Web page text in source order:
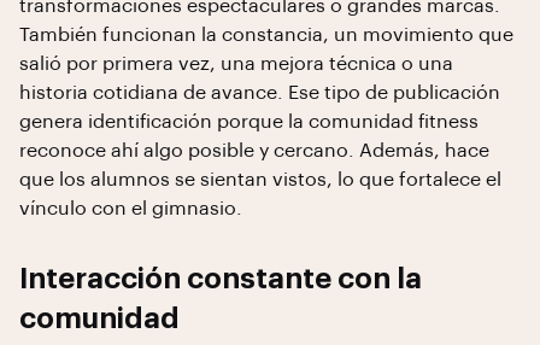
transformaciones espectaculares o grandes marcas.
También funcionan la constancia, un movimiento que
salió por primera vez, una mejora técnica o una
historia cotidiana de avance. Ese tipo de publicación
genera identificación porque la comunidad fitness
reconoce ahí algo posible y cercano. Además, hace
que los alumnos se sientan vistos, lo que fortalece el
vínculo con el gimnasio.
Interacción constante con la
comunidad